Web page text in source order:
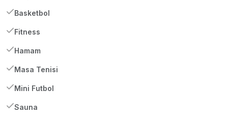
Basketbol
Fitness
Hamam
Masa Tenisi
Mini Futbol
Sauna